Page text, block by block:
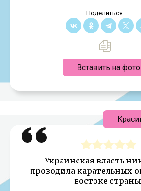
Поделиться:
Вставить на фото
Украинская власть
проводила карательных
востоке